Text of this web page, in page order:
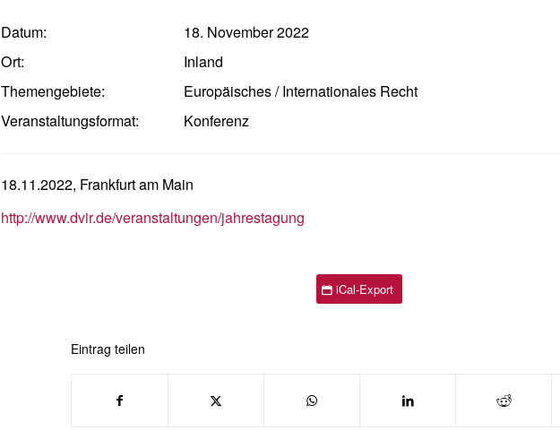
Datum:
18. November 2022
Ort:
Inland
Themengebiete:
Europäisches / Internationales Recht
Veranstaltungsformat:
Konferenz
18.11.2022, Frankfurt am Main
http://www.dvir.de/veranstaltungen/jahrestagung
iCal-Export
Eintrag teilen